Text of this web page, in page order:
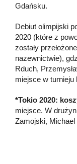
Gdańsku.
Debiut olimpijski
2020 (które z
zostały
nazewnictwie),
Rduch,
miejsce w
*Tokio 2020:
miejsce. W
Zamojski, Michael